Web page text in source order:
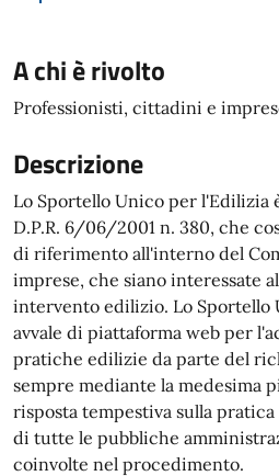
A chi è rivolto
Professionisti, cittadini e
Descrizione
Lo Sportello Unico per
D.P.R. 6/06/2001 n. 380, che
di riferimento all'interno del
imprese, che siano interessate
intervento edilizio. Lo Sportello
avvale di piattaforma web per
pratiche edilizie da parte del
sempre mediante la medesima
risposta tempestiva sulla
di tutte le pubbliche
coinvolte nel procedimento.